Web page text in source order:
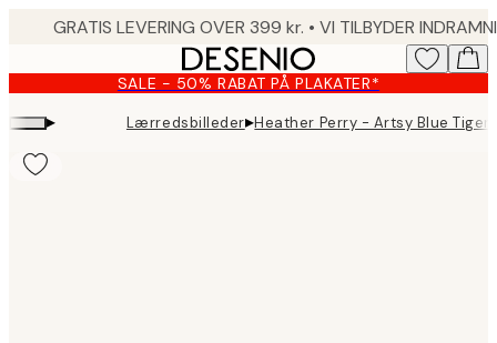
content.
SALE - 50% RABAT PÅ PLAKATER*
▸ Lærredsbilleder▸Heather Perry - Artsy Blue